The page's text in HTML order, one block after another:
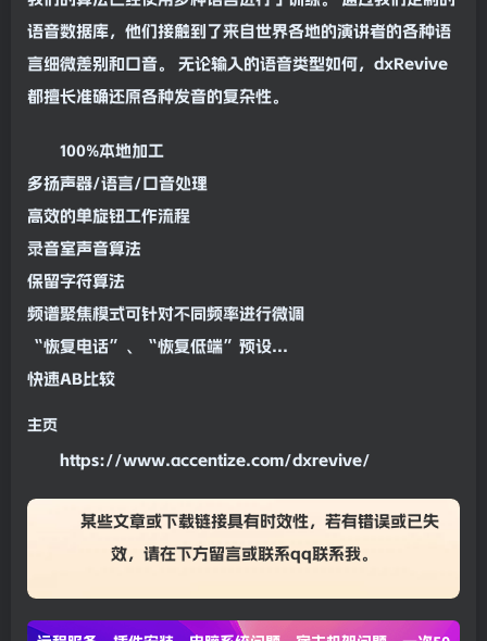
我们的算法已经使用多种语言进行了训练。 通过我们定制的
语音数据库，他们接触到了来自世界各地的演讲者的各种语
言细微差别和口音。 无论输入的语音类型如何，dxRevive
100%本地加工
多扬声器/语言/口音处理
高效的单旋钮工作流程
录音室声音算法
保留字符算法
频谱聚焦模式可针对不同频率 进行微调
“恢复电话”、“恢复低端”预设...
某些文章或下载链接具有时效性，若有错误或已失